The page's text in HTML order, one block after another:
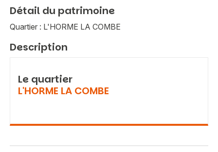
Détail du patrimoine
Quartier : L'HORME LA COMBE
Description
Le quartier
L'HORME LA COMBE